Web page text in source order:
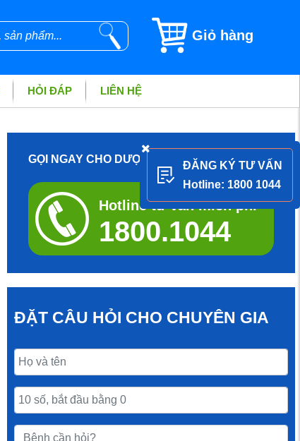
Giỏ hàng
HỎI ĐÁP LIÊN HỆ
GỌI NGAY CHO DƯỢC SĨ ĐỂ ĐƯỢC TƯ VẤN
Hotline tư vấn miễn phí
1800.1044
ĐẶT CÂU HỎI CHO CHUYÊN GIA
ĐĂNG KÝ TƯ VẤN
Hotline: 1800 1044